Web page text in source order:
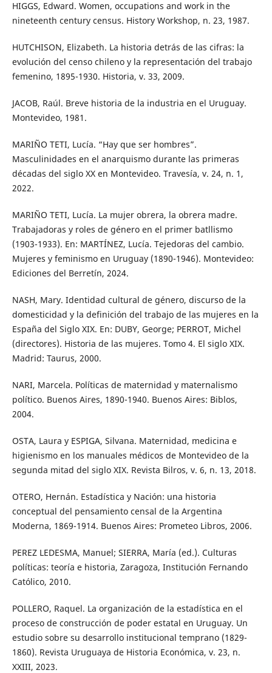
HIGGS, Edward. Women, occupations and work in the
nineteenth century census. History Workshop, n. 23, 1987.
HUTCHISON, Elizabeth. La historia detrás de las cifras: la
evolución del censo chileno y la representación del trabajo
femenino, 1895-1930. Historia, v. 33, 2009.
JACOB, Raúl. Breve historia de la industria en el Uruguay.
Montevideo, 1981.
MARIÑO TETI, Lucía. “Hay que ser hombres”.
Masculinidades en el anarquismo durante las primeras
décadas del siglo XX en Montevideo. Travesía, v. 24, n. 1,
2022.
MARIÑO TETI, Lucía. La mujer obrera, la obrera madre.
Trabajadoras y roles de género en el primer batllismo
(1903-1933). En: MARTÍNEZ, Lucía. Tejedoras del cambio.
Mujeres y feminismo en Uruguay (1890-1946). Montevideo:
Ediciones del Berretín, 2024.
NASH, Mary. Identidad cultural de género, discurso de la
domesticidad y la definición del trabajo de las mujeres en la
España del Siglo XIX. En: DUBY, George; PERROT, Michel
(directores). Historia de las mujeres. Tomo 4. El siglo XIX.
Madrid: Taurus, 2000.
NARI, Marcela. Políticas de maternidad y maternalismo
político. Buenos Aires, 1890-1940. Buenos Aires: Biblos,
2004.
OSTA, Laura y ESPIGA, Silvana. Maternidad, medicina e
higienismo en los manuales médicos de Montevideo de la
segunda mitad del siglo XIX. Revista Bilros, v. 6, n. 13, 2018.
OTERO, Hernán. Estadística y Nación: una historia
conceptual del pensamiento censal de la Argentina
Moderna, 1869-1914. Buenos Aires: Prometeo Libros, 2006.
PEREZ LEDESMA, Manuel; SIERRA, María (ed.). Culturas
políticas: teoría e historia, Zaragoza, Institución Fernando
Católico, 2010.
POLLERO, Raquel. La organización de la estadística en el
proceso de construcción de poder estatal en Uruguay. Un
estudio sobre su desarrollo institucional temprano (1829-
1860). Revista Uruguaya de Historia Económica, v. 23, n.
XXIII, 2023.